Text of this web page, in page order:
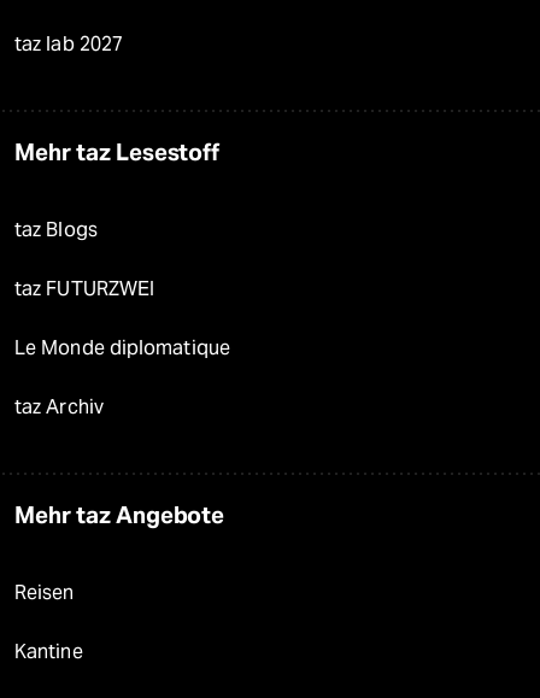
taz lab 2027
Mehr taz Lesestoff
taz Blogs
taz FUTURZWEI
Le Monde diplomatique
taz Archiv
Mehr taz Angebote
Reisen
Kantine